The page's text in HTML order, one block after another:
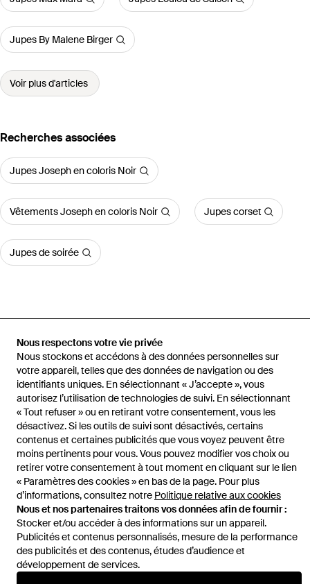
Nous respectons votre vie privée
Nous stockons et accédons à des données personnelles sur
votre appareil, telles que des données de navigation ou des
identifiants uniques. En sélectionnant « J’accepte », vous
autorisez l’utilisation de technologies de suivi. En sélectionnant
« Tout refuser » ou en retirant votre consentement, vous les
désactivez. Si les outils de suivi sont désactivés, certains
contenus et certaines publicités que vous voyez peuvent être
moins pertinents pour vous. Vous pouvez modifier vos choix ou
retirer votre consentement à tout moment en cliquant sur le lien
« Paramètres des cookies » en bas de la page. Pour plus
d’informations, consultez notre Politique relative aux cookies
Nous et nos partenaires traitons vos données afin de fournir :
Stocker et/ou accéder à des informations sur un appareil.
Publicités et contenus personnalisés, mesure de la performance
des publicités et des contenus, études d’audience et
développement de services.
Jupes By Malene Birger
Voir plus d'articles
Recherches associées
Jupes Joseph en coloris Noir
Vêtements Joseph en coloris Noir Jupes corset
Jupes de soirée
De Soie
Aide et infos